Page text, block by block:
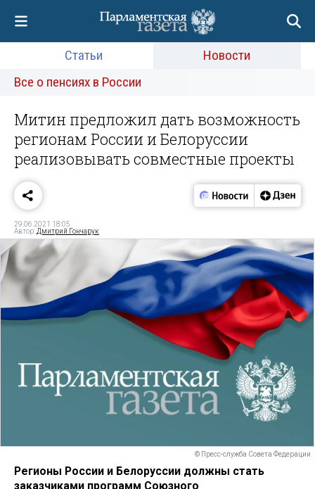
Статьи
Новости
Все о пенсиях в России
Митин предложил дать возможность
регионам России и Белоруссии
реализовывать совместные проекты
29.06.2021 18:05
Автор: Дмитрий Гончарук
© Пресс-служба Совета Федерации
Регионы России и Белоруссии должны стать
заказчиками программ Союзного